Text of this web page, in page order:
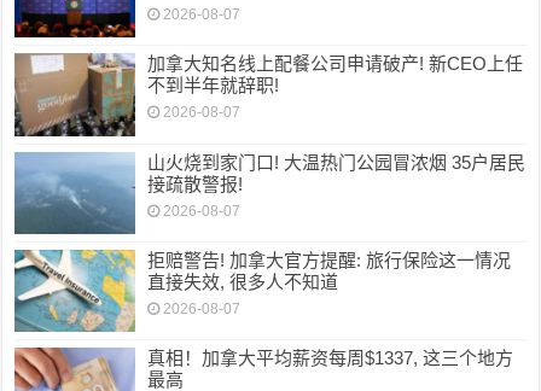
2026-08-07
加拿大知名线上配餐公司申请破产! 新CEO上任
不到半年就辞职!
2026-08-07
山火烧到家门口! 大温热门公园冒浓烟 35户居民
接疏散警报!
2026-08-07
拒赔警告! 加拿大官方提醒: 旅行保险这一情况
直接失效, 很多人不知道
2026-08-07
真相！加拿大平均薪资每周$1337, 这三个地方
最高